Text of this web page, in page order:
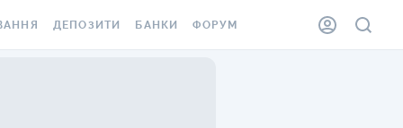
ДЕПОЗИТИ БАНКИ ФОРУМ